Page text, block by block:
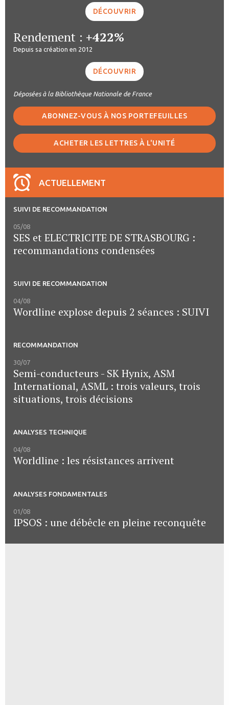
DÉCOUVRIR
Rendement : +422%
Depuis sa création en 2012
DÉCOUVRIR
Déposées à la Bibliothèque Nationale de France
ABONNEZ-VOUS À NOS PORTEFEUILLES
ACHETER LES LETTRES À L'UNITÉ
ACTUELLEMENT
SUIVI DE RECOMMANDATION
05/08
SES et ELECTRICITE DE STRASBOURG :
recommandations condensées
SUIVI DE RECOMMANDATION
04/08
Wordline explose depuis 2 séances : SUIVI
RECOMMANDATION
30/07
Semi-conducteurs - SK Hynix, ASM
International, ASML : trois valeurs, trois
situations, trois décisions
ANALYSES TECHNIQUE
04/08
Worldline : les résistances arrivent
ANALYSES FONDAMENTALES
01/08
IPSOS : une débêcle en pleine reconquête